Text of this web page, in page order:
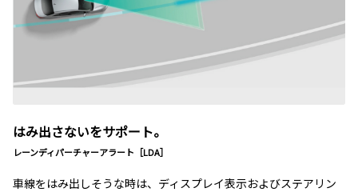
はみ出さないをサポート。
レーンディパーチャーアラート［LDA］
車線をはみ出しそうな時は、ディスプレイ表示およびステアリン